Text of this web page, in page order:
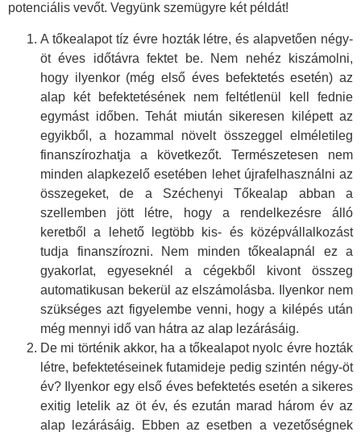
potenciális vevőt. Vegyünk szemügyre két példát!
A tőkealapot tíz évre hozták létre, és alapvetően négy-
öt éves időtávra fektet be. Nem nehéz kiszámolni,
hogy ilyenkor (még első éves befektetés esetén) az
alap két befektetésének nem feltétlenül kell fednie
egymást időben. Tehát miután sikeresen kilépett az
egyikből, a hozammal növelt összeggel elméletileg
finanszírozhatja a következőt. Természetesen nem
minden alapkezelő esetében lehet újrafelhasználni az
összegeket, de a Széchenyi Tőkealap abban a
szellemben jött létre, hogy a rendelkezésre álló
keretből a lehető legtöbb kis- és középvállalkozást
tudja finanszírozni. Nem minden tőkealapnál ez a
gyakorlat, egyeseknél a cégekből kivont összeg
automatikusan bekerül az elszámolásba. Ilyenkor nem
szükséges azt figyelembe venni, hogy a kilépés után
még mennyi idő van hátra az alap lezárásáig.
De mi történik akkor, ha a tőkealapot nyolc évre hozták
létre, befektetéseinek futamideje pedig szintén négy-öt
év? Ilyenkor egy első éves befektetés esetén a sikeres
exitig letelik az öt év, és ezután marad három év az
alap lezárásáig. Ebben az esetben a vezetőségnek